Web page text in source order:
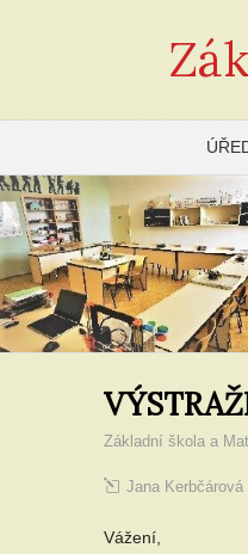
Základní škola a
Jana Kerbčárová
Vážení,